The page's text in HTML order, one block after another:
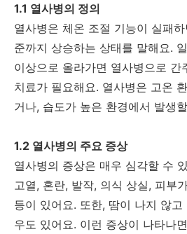
1.1 열사병의 정의
열사병은 체온 조절 기능이 실패
준까지 상승하는 상태를 말해요.
이상으로 올라가면 열사병으로 간
치료가 필요해요. 열사병은 고온
거나, 습도가 높은 환경에서 발생
1.2 열사병의 주요 증상
열사병의 증상은 매우 심각할 수
고열, 혼란, 발작, 의식 상실, 피부
등이 있어요. 또한, 땀이 나지 않
우도 있어요. 이런 증상이 나타나